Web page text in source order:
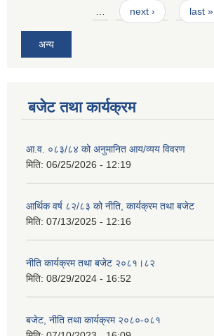
… next › last »
अन्य
बजेट तथा कार्यक्रम
आ.व. ०८३/८४ को अनुमानित आय/व्यय विवरण
मिति: 06/25/2026 - 12:19
आर्थिक वर्ष ८२/८३ को नीति, कार्यक्रम तथा बजेट
मिति: 07/13/2025 - 12:16
नीति कार्यक्रम तथा बजेट २०८१।८२
मिति: 08/29/2024 - 16:52
बजेट, नीति तथा कार्यक्रम २०८०-०८१